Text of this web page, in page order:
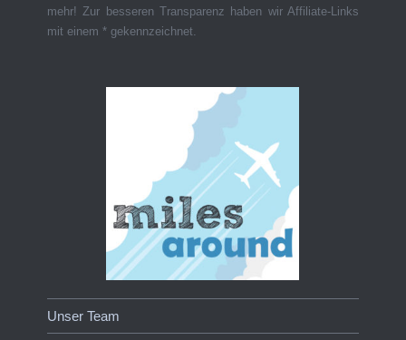
mehr! Zur besseren Transparenz haben wir Affiliate-Links
mit einem * gekennzeichnet.
Unser Team